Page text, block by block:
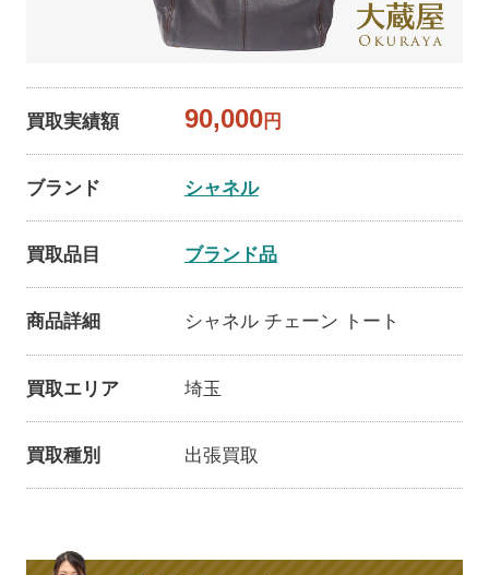
買取実績額 90,000円
ブランド シャネル
買取品目 ブランド品
商品詳細 シャネル チェーン トート
買取エリア 埼玉
買取種別 出張買取